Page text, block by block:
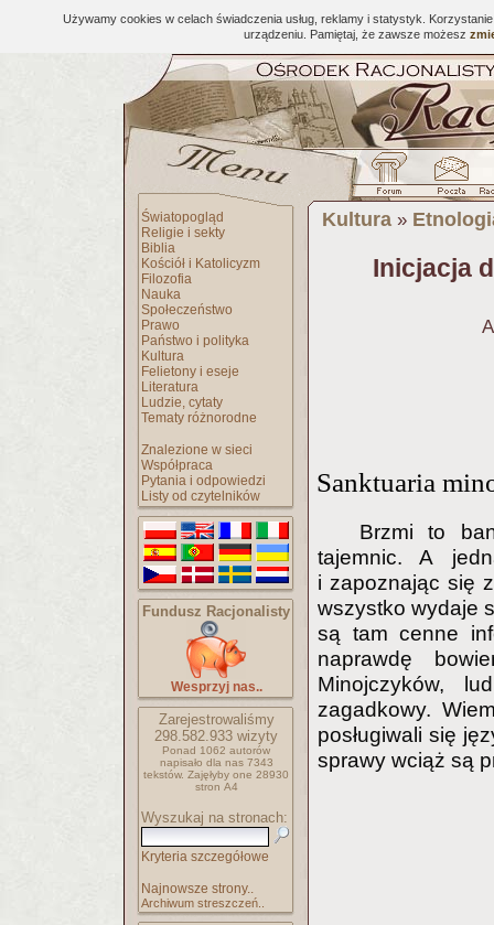
Używamy cookies w celach świadczenia usług, reklamy i statystyk.
urządzeniu. Pamiętaj, że zawsze możesz
Światopogląd
Religie i sekty
Biblia
Kościół i Katolicyzm
Filozofia
Nauka
Społeczeństwo
Prawo
Państwo i polityka
Kultura
Felietony i eseje
Literatura
Ludzie, cytaty
Tematy różnorodne
Znalezione w sieci
Współpraca
Pytania i odpowiedzi
Listy od czytelników
Fundusz Racjonalisty
Wesprzyj nas..
Zarejestrowaliśmy
298.582.933 wizyty
Ponad 1062 autorów
napisało dla nas 7343
tekstów. Zajęłyby one 28930
stron A4
Wyszukaj na stronach:
Kryteria szczegółowe
Najnowsze strony..
Archiwum streszczeń..
Kultura »
Inicjacja
Sanktuaria
Brzmi to
tajemnic. A
i zapoznając się
wszystko wydaje
są tam cenne
naprawdę
Minojczyków,
zagadkowy.
posługiwali się
sprawy wciąż są